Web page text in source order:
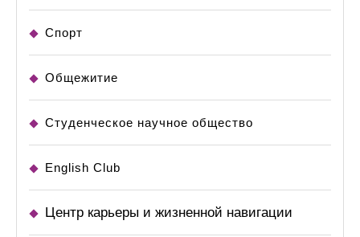
Спорт
Общежитие
Студенческое научное общество
English Club
Центр карьеры и жизненной навигации